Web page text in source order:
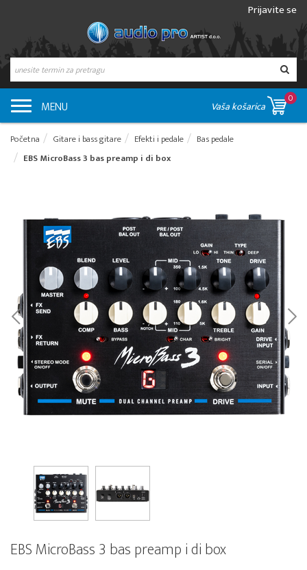
Prijavite se
MENU Vaša košarica
0
Početna Gitare i bass gitare Efekti i pedale
Bas pedale
EBS MicroBass 3 bas preamp i di box
EBS MicroBass 3 bas preamp i di box